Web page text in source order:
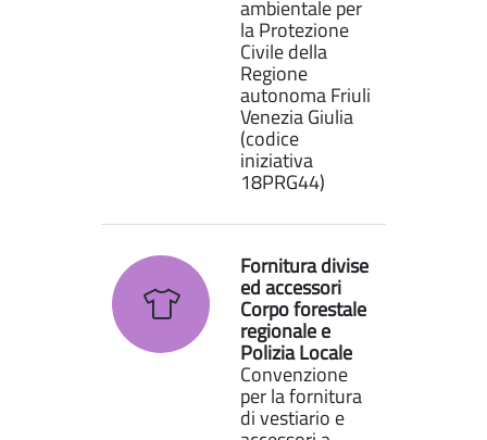
ambientale per
la Protezione
Civile della
Regione
autonoma Friuli
Venezia Giulia
(codice
iniziativa
18PRG44)
Fornitura divise
ed accessori
Corpo forestale
regionale e
Polizia Locale
Convenzione
per la fornitura
di vestiario e